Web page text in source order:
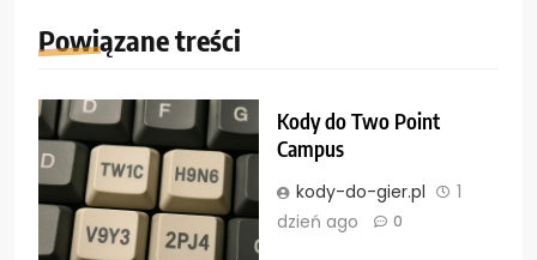
Powiązane treści
Kody do Two Point
Campus
kody-do-gier.pl
1
dzień ago
0